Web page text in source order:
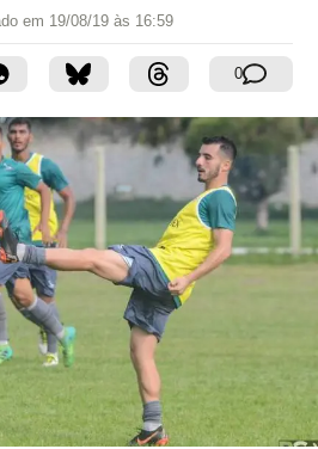
em 19/08/19 às 16:59
0